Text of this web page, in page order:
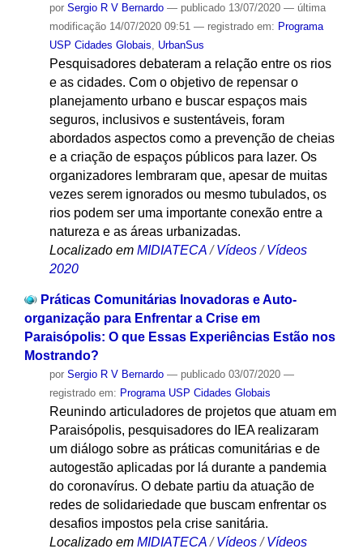
por Sergio R V Bernardo — publicado13/07/2020 — última
modificação14/07/2020 09:51 — registrado em: Programa
USP Cidades Globais
UrbanSus
Pesquisadores debateram a relação entre os rios
e as cidades. Com o objetivo de repensar o
planejamento urbano e buscar espaços mais
seguros, inclusivos e sustentáveis, foram
abordados aspectos como a prevenção de cheias
e a criação de espaços públicos para lazer. Os
organizadores lembraram que, apesar de muitas
vezes serem ignorados ou mesmo tubulados, os
rios podem ser uma importante conexão entre a
natureza e as áreas urbanizadas.
Localizado em MIDIATECA /Vídeos /Vídeos
2020
Práticas Comunitárias Inovadoras e Auto-
organização para Enfrentar a Crise em
Paraisópolis: O que Essas Experiências Estão nos
Mostrando?
por Sergio R V Bernardo — publicado03/07/2020 —
registrado em: Programa USP Cidades Globais
Reunindo articuladores de projetos que atuam em
Paraisópolis, pesquisadores do IEA realizaram
um diálogo sobre as práticas comunitárias e de
autogestão aplicadas por lá durante a pandemia
do coronavírus. O debate partiu da atuação de
redes de solidariedade que buscam enfrentar os
desafios impostos pela crise sanitária.
Localizado em MIDIATECA /Vídeos /Vídeos